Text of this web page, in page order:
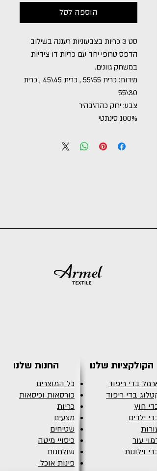
הוספה לסל
סט 3 כריות בצבעוניות רעננה בשילוב
הדפס טרופי יחד עם כריות דו צידיות
במשחק גוונים.
מידות: כרית 55\55 , כרית 45\45 , כרית
30\55
צבע: ירוק כהה\בהיר
100% סינתטי
החנות שלנו
כל המוצרים
כורסאות וכיסאות
כריות
מצעים
שטיחים
כיסויי מיטה
שולחנות
פינות אוכל
הקולקציות שלנו
ארמל בדי ריפוד
קטלוג בדי ריפוד
בדי חוץ
בדי ילדים
עורות
דמוי עור
בדי וילונות